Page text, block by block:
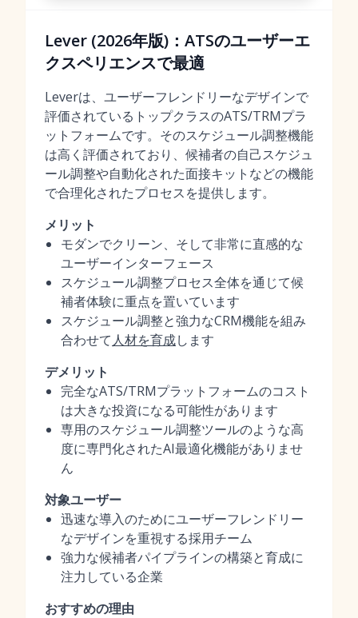
Lever (2026年版)：ATSのユーザーエ
クスペリエンスで最適
Leverは、ユーザーフレンドリーなデザインで
評価されているトップクラスのATS/TRMプラ
ットフォームです。そのスケジュール調整機能
は高く評価されており、候補者の自己スケジュ
ール調整や自動化された面接キットなどの機能
で合理化されたプロセスを提供します。
メリット
モダンでクリーン、そして非常に直感的な
ユーザーインターフェース
スケジュール調整プロセス全体を通じて候
補者体験に重点を置いています
スケジュール調整と強力なCRM機能を組み
合わせて人材を育成します
デメリット
完全なATS/TRMプラットフォームのコスト
は大きな投資になる可能性があります
専用のスケジュール調整ツールのような高
度に専門化されたAI最適化機能がありませ
ん
対象ユーザー
迅速な導入のためにユーザーフレンドリー
なデザインを重視する採用チーム
強力な候補者パイプラインの構築と育成に
注力している企業
おすすめの理由